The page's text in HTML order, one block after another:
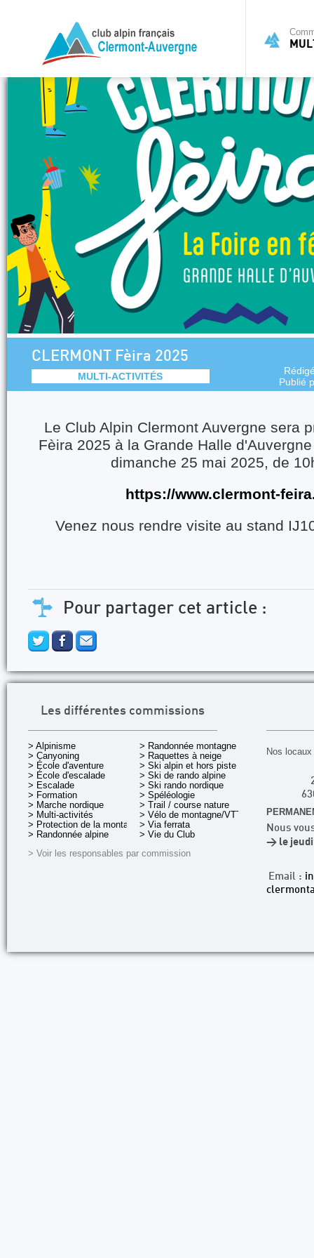
CLERMONT Fèira 2025
MULTI-ACTIVITÉS
Publié
Le Club Alpin Clermont Auvergne sera
Fèira 2025 à la Grande Halle
dimanche 25 mai 2025, de
https://www.clermont-
Venez nous rendre visite au stand
Pour partager cet article :
Les différentes commissions
> Alpinisme
> Canyoning
> École d'aventure
> École d'escalade
> Escalade
> Formation
> Marche nordique
> Multi-activités
> Protection de la montagne
> Randonnée alpine
> Randonnée montagne
> Raquettes à neige
> Ski alpin et hors piste
> Ski de rando alpine
> Ski rando nordique
> Spéléologie
> Trail / course nature
> Vélo de montagne/VTT
> Via ferrata
> Vie du Club
> Voir les responsables par commission
Nos
Nous
> le jeudi
Email :